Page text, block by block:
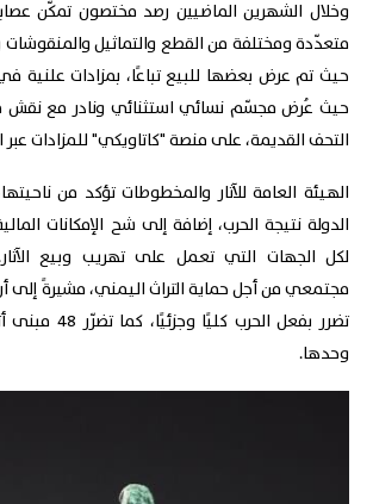
وخلال الشهرين الماضيين رصد مختصون تمكّن
متعدّدة ومختلفة من القطع والتماثيل والمنقوشات
حيث تم عرض بعضها للبيع تباعًا، بمزادات علنية
حيث عُرض مجسّم نسائي استثنائي ونادر مع
التحف القديمة، على منصة "كاتاويكي" للمزادات عبر
الهيئة العامة للآثار والمخطوطات تؤكد من
الدولة نتيجة الحرب، إضافة إلى شح الإمكانات
لكل الجهات التي تعمل على تهريب وبيع
تضرر بفعل
وحدها.